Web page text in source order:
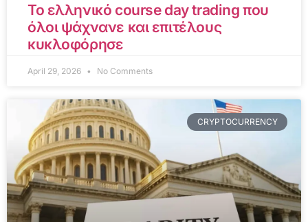
Το ελληνικό course day trading που
όλοι ψάχνανε και επιτέλους
κυκλοφόρησε
April 29, 2026 No Comments
CRYPTOCURRENCY